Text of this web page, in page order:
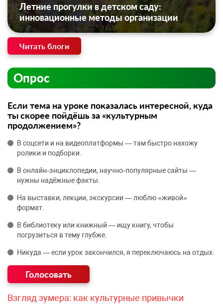
Летние прогулки в детском саду:
инновационные методы организации
Читать блоги
Опрос
Если тема на уроке показалась интересной, куда
ты скорее пойдёшь за «культурным
продолжением»?
В соцсети и на видеоплатформы — там быстро нахожу
ролики и подборки.
В онлайн‑энциклопедии, научно‑популярные сайты —
нужны надёжные факты.
На выставки, лекции, экскурсии — люблю «живой»
формат.
В библиотеку или книжный — ищу книгу, чтобы
погрузиться в тему глубже.
Никуда — если урок закончился, я переключаюсь на отдых.
Взгляд зумера: как культурные привычки